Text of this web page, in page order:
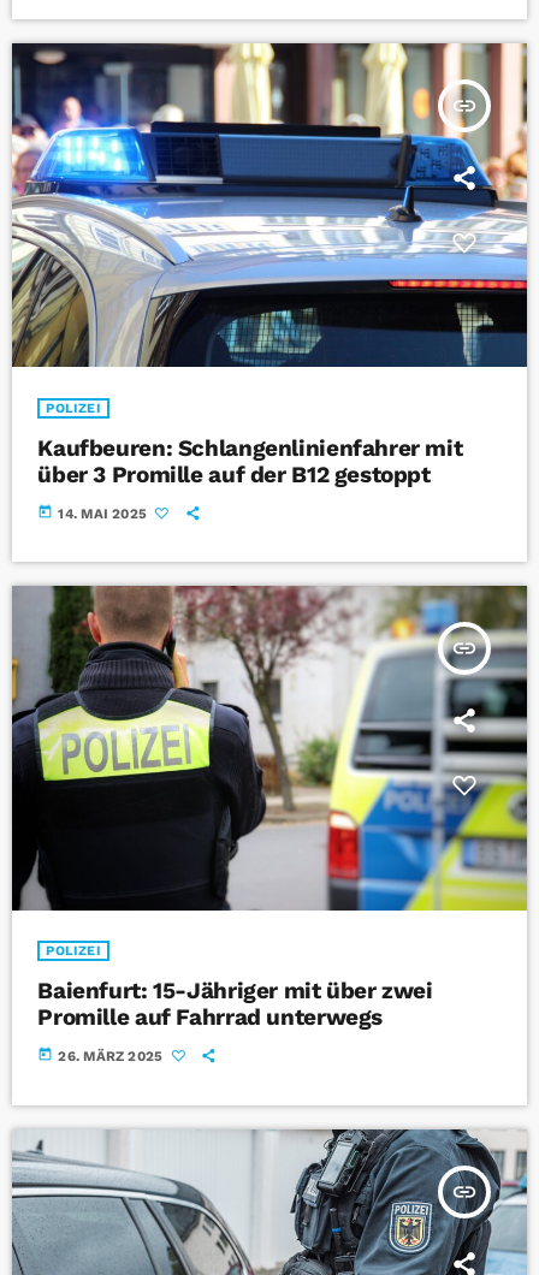
insert_link
POLIZEI
Kaufbeuren: Schlangenlinienfahrer mit
über 3 Promille auf der B12 gestoppt
today 14. MAI 2025
insert_link
POLIZEI
Baienfurt: 15-Jähriger mit über zwei
Promille auf Fahrrad unterwegs
today 26. MÄRZ 2025
insert_link